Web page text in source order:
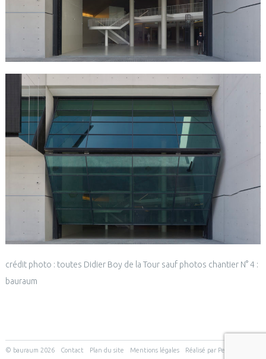
crédit photo : toutes Didier Boy de la Tour sauf photos chantier N° 4 :
bauraum
© bauraum 2026 Contact Plan du site Mentions légales Réalisé par Perfekto